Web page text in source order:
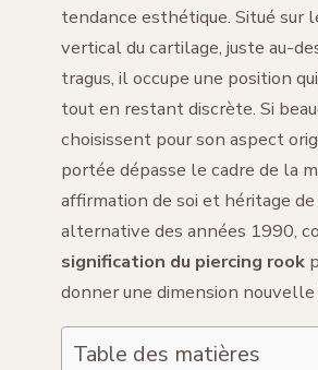
tendance esthétique. Situé sur
vertical du cartilage, juste au-
tragus, il occupe une position
tout en restant discrète. Si
choisissent pour son aspect
portée dépasse le cadre de la
affirmation de soi et héritage
alternative des années 1990,
signification du piercing rook
donner une dimension nouvelle
Table des matières